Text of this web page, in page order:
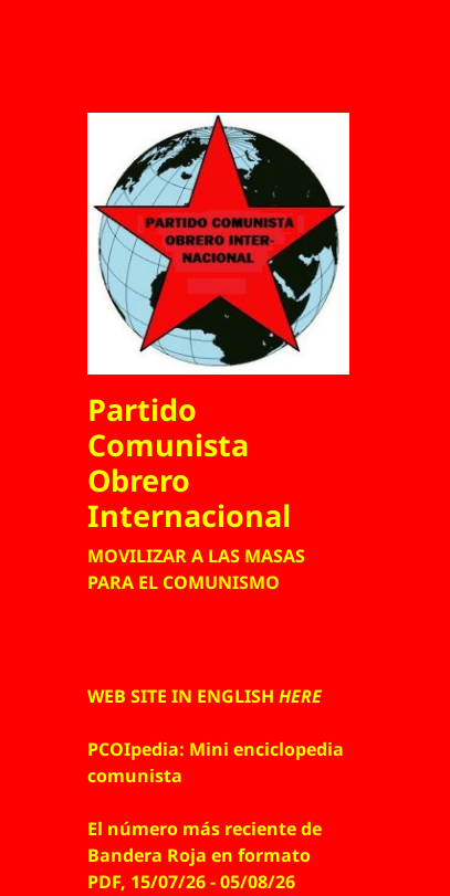
Partido
Comunista
Obrero
Internacional
MOVILIZAR A LAS MASAS
PARA EL COMUNISMO
WEB SITE IN ENGLISHHERE
PCOIpedia: Mini enciclopedia
comunista
El número más reciente de
Bandera Roja en formato
PDF, 15/07/26 - 05/08/26